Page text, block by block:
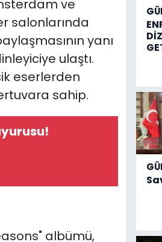
ve
salonlarında
yanı
ulaştı.
eserlerden
sahip.
albümü,